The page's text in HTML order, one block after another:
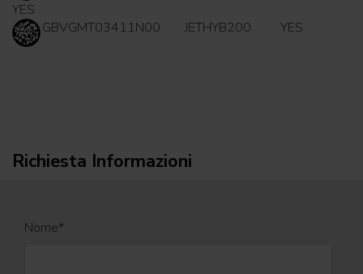
YES
GBVGMT03411N00
JETHYB200 YES
Richiesta Informazioni
Nome*